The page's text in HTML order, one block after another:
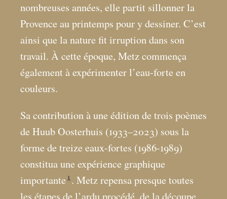
nombreuses années, elle partit sillonner la
Provence au printemps pour y dessiner. C’est
ainsi que la nature fit irruption dans son
travail. À cette époque, Metz commença
également à expérimenter l’eau-forte en
couleurs.
Sa contribution à une édition de trois poèmes
de Huub Oosterhuis (1933–2023) sous la
forme de treize eaux-fortes (1986-1989)
constitua une expérience graphique
importante 1 . Metz repensa presque toutes
les étapes de l’ardu procédé, de la découpe